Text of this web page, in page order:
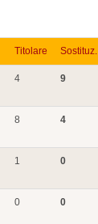
Titolare Sostituz.
4 9
8 4
1 0
0 0